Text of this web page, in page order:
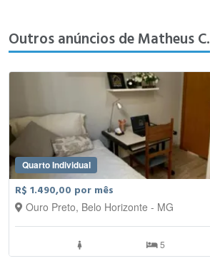
Outros anúncios de Matheus C.
Quarto Individual
R$ 1.490,00 por mês
Ouro Preto, Belo Horizonte - MG
5